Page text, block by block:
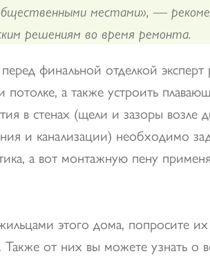
местами», —
решениям во время ремонта.
финальной отделкой эксперт
потолке, а также устроить
в стенах (щели и зазоры возле
и канализации) необходимо
а вот монтажную пену
этого дома, попросите их
Также от них вы можете узнать